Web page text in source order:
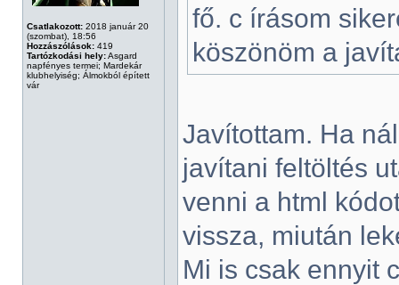
Csatlakozott: 2018 január 20
(szombat), 18:56
Hozzászólások: 419
Tartózkodási hely:Asgard
napfényes termei; Mardekár
klubhelyiség; Álmokból épített
vár
fő. c írásom
köszönöm a
Javítottam. Ha
javítani feltöltés
venni a html
vissza, miután
Mi is csak ennyit